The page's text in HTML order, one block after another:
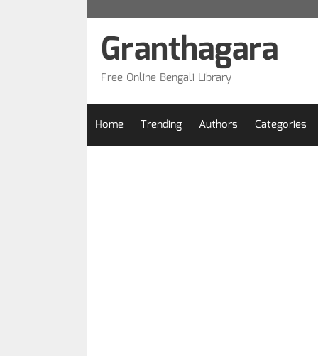
Granthagara
Free Online Bengali Library
Home Trending Authors Categories